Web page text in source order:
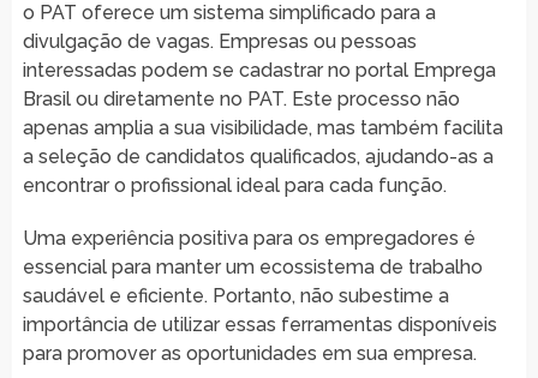
o PAT oferece um sistema simplificado para a
divulgação de vagas. Empresas ou pessoas
interessadas podem se cadastrar no portal Emprega
Brasil ou diretamente no PAT. Este processo não
apenas amplia a sua visibilidade, mas também facilita
a seleção de candidatos qualificados, ajudando-as a
encontrar o profissional ideal para cada função.
Uma experiência positiva para os empregadores é
essencial para manter um ecossistema de trabalho
saudável e eficiente. Portanto, não subestime a
importância de utilizar essas ferramentas disponíveis
para promover as oportunidades em sua empresa.